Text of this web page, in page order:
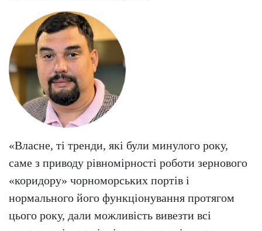
«Власне, ті тренди, які були минулого року,
саме з приводу рівномірності роботи зернового
«коридору» чорноморських портів і
нормального його функціонування протягом
цього року, дали можливість вивезти всі